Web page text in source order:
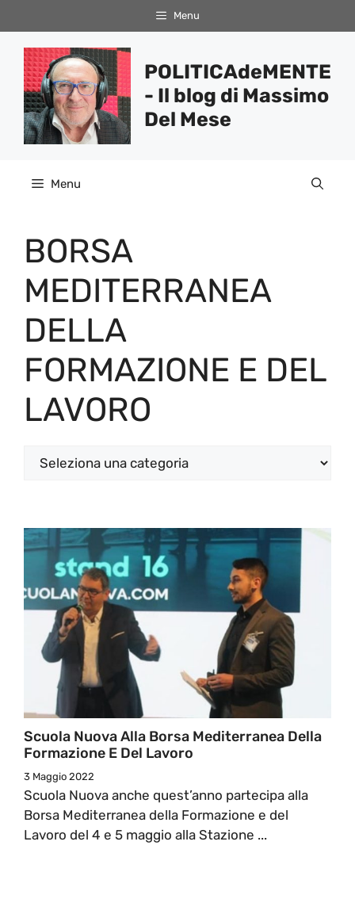
al
contenuto
Menu
POLITICAdeMENTE
- Il blog di Massimo
Del Mese
Menu
BORSA
MEDITERRANEA
DELLA
FORMAZIONE E DEL
LAVORO
Categorie
Scuola Nuova Alla Borsa Mediterranea Della
Formazione E Del Lavoro
3 Maggio 2022
Scuola Nuova anche quest’anno partecipa alla
Borsa Mediterranea della Formazione e del
Lavoro del 4 e 5 maggio alla Stazione ...